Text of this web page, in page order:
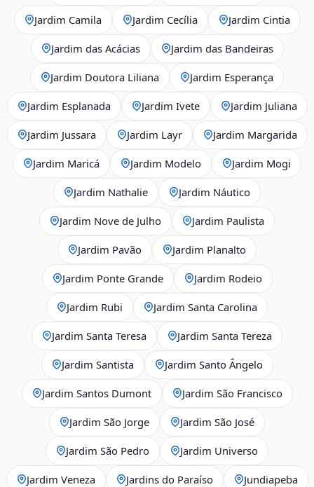
Jardim Camila Jardim Cecília Jardim Cintia
Jardim das Acácias Jardim das Bandeiras
Jardim Doutora Liliana Jardim Esperança
Jardim Esplanada Jardim Ivete Jardim Juliana
Jardim Jussara Jardim Layr Jardim Margarida
Jardim Maricá Jardim Modelo Jardim Mogi
Jardim Nathalie Jardim Náutico
Jardim Nove de Julho Jardim Paulista
Jardim Pavão Jardim Planalto
Jardim Ponte Grande Jardim Rodeio
Jardim Rubi Jardim Santa Carolina
Jardim Santa Teresa Jardim Santa Tereza
Jardim Santista Jardim Santo Ângelo
Jardim Santos Dumont Jardim São Francisco
Jardim São Jorge Jardim São José
Jardim São Pedro Jardim Universo
Jardim Veneza Jardins do Paraíso Jundiapeba